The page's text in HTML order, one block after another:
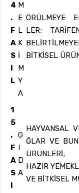
4
.
F
A
S
L
M
E
L
K
İ
M
Y
A
ÖRÜLMEYE
LER;
BİTKİSEL
1
5
.
F
A
S
G
D
A
HAYVANSAL
ĞLAR VE
ÜRÜNLERİ;
HAZIR
VE BİTKİSEL